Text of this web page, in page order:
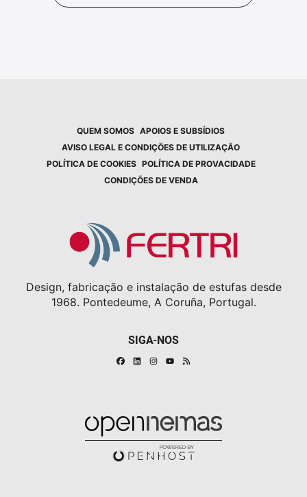
QUEM SOMOS APOIOS E SUBSÍDIOS
AVISO LEGAL E CONDIÇÕES DE UTILIZAÇÃO
POLÍTICA DE COOKIES POLÍTICA DE PROVACIDADE
CONDIÇÕES DE VENDA
Design, fabricação e instalação de estufas desde
1968. Pontedeume, A Coruña, Portugal.
SIGA-NOS
FacebookLinkedinInstagram